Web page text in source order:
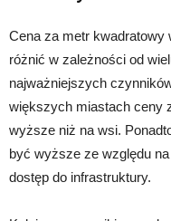
Cena za metr
różnić w zależności od
najważniejszych
większych miastach ceny
wyższe niż na wsi.
być wyższe ze względu
dostęp do infrastruktury.